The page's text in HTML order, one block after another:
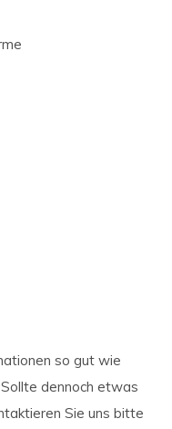
so gut wie
dennoch etwas
Sie uns bitte